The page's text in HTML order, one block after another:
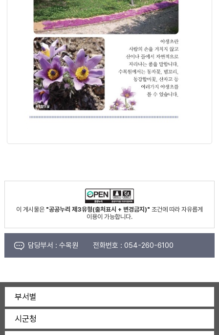
이 게시물은 "공공누리 제3유형(출처표시 + 변경금지)" 조건에 따라 자유롭게
이용이 가능합니다.
담당부서 : 수목원 전화번호 : 054-260-6100
부서별
시군청